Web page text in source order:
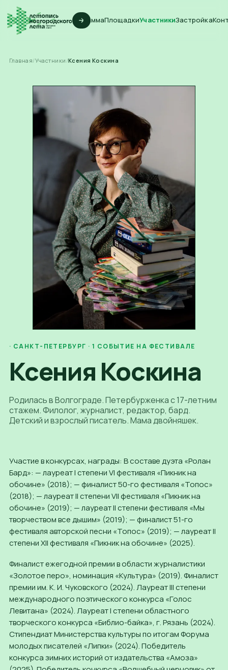
ПрограммаПлощадкиУчастникиЗастройка
Главная/Участники /Ксения Коскина
· САНКТ-ПЕТЕРБУРГ · 1 СОБЫТИЕ НА ФЕСТИВАЛЕ
Ксения Коскина
Родилась в Волгограде. Петербурженка с 17-летним
стажем. Филолог, журналист, редактор, бард.
Детский и взрослый писатель. Мама двойняшек.
Участие в конкурсах, награды: В составе дуэта «Ролан
Бард»: — лауреат I степени VI фестиваля «Пикник на
обочине» (2018); — финалист 50-го фестиваля «Топос»
(2018); — лауреат II степени VII фестиваля «Пикник на
обочине» (2019); — лауреат II степени фестиваля «Мы
творчеством все дышим» (2019); — финалист 51-го
фестиваля авторской песни «Топос» (2019); — лауреат II
степени XII фестиваля «Пикник на обочине» (2025).
Финалист ежегодной премии в области журналистики
«Золотое перо», номинация «Культура» (2019). Финалист
премии им. К. И. Чуковского (2024). Лауреат III степени
международного поэтического конкурса «Голос
Левитана» (2024). Лауреат I степени областного
творческого конкурса «Библио-байка», г. Рязань (2024).
Стипендиат Министерства культуры по итогам Форума
молодых писателей «Липки» (2024). Победитель
конкурса зимних историй от издательства «Амоза»